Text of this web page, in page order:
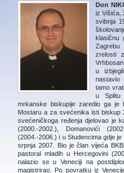
Don
iz Višića,
svibnja
klasičnu
zrelosti
u
nastavio
tamo
u Splitu
mrkanske biskupije zaredio ga
Mostaru a za svećenika isti biskup
svećeničkoga ređenja djelovao je
(2000.-2002.), Domanovići
(2004.-2006.) i u Studencima gdje
srpnja 2007. Bio je član vijeća
pastoral mladih u Hercegovini
nalazio se u Veneciji na
magistrirao. Po povratku iz